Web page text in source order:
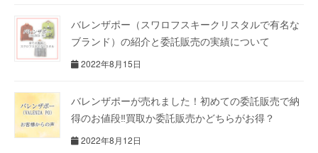
バレンザポー（スワロフスキークリスタルで有名な
ブランド）の紹介と委託販売の実績について
2022年8月15日
バレンザポーが売れました！初めての委託販売で納
得のお値段‼買取か委託販売かどちらがお得？
2022年8月12日